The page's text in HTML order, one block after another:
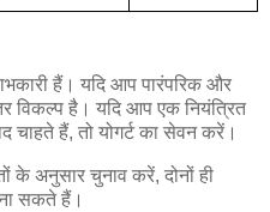
हैं। यदि आप पारंपरिक और
विकल्प है। यदि आप एक नियंत्रित
चाहते हैं, तो योगर्ट का सेवन करें।
के अनुसार चुनाव करें, दोनों ही
सकते हैं।